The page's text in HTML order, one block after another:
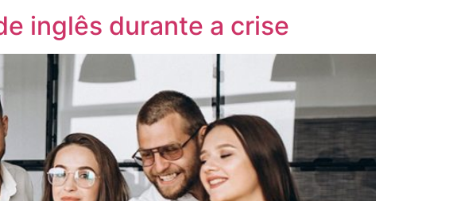
inglês durante a crise